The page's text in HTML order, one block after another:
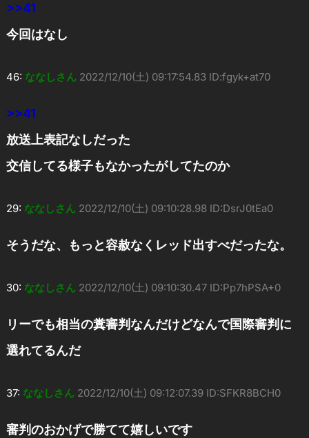
>>41
今回はなし
46: ななしさん 2022/12/10(土) 09:17:54.83 ID:fgyk+at70
>>41
放送上表記なしだった
交信してる様子もなかったがしてたのか
29: ななしさん 2022/12/10(土) 09:10:28.98 ID:DsrJ0tEa0
そうだな、もっと容赦なくレッド出すべだったな。
30: ななしさん 2022/12/10(土) 09:10:30.47 ID:Pp7hPSA+0
リーでも相当の糞審判なんだけどなんで国際審判に
選れてるんだ
37: ななしさん 2022/12/10(土) 09:12:07.39 ID:SFKR8BCH0
審判のおかげで勝てて嬉しいです